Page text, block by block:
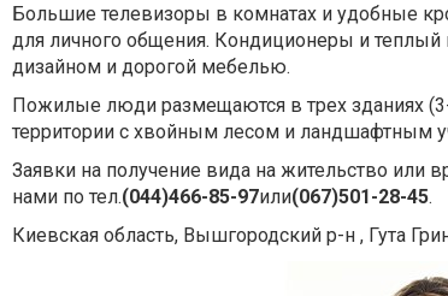
Большие телевизоры в комнатах и удобные
для личного общения. Кондиционеры и
дизайном и дорогой мебелью.
Пожилые люди размещаются в трех зданиях
территории с хвойным лесом и ландшафтным
Заявки на получение вида на жительство
нами по тел.(044)466-85-97или(067)501-28-45.
Киевская область, Вышгородский р-н , Гута